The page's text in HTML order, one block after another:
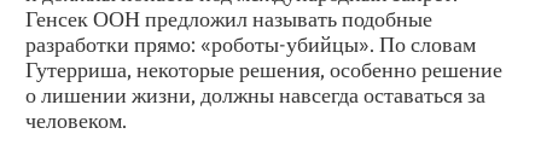
Генсек ООН предложил называть подобные
разработки прямо: «роботы-убийцы». По словам
Гутерриша, некоторые решения, особенно решение
о лишении жизни, должны навсегда оставаться за
человеком.